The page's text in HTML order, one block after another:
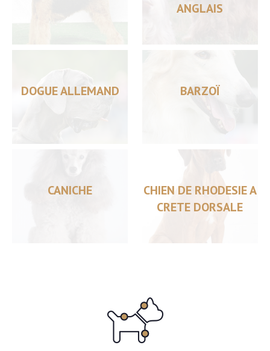
ANGLAIS
DOGUE ALLEMAND BARZOÏ
CANICHE
CHIEN DE RHODESIE A
CRETE DORSALE